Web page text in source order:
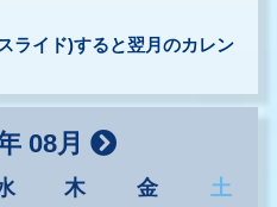
ライド)すると翌月のカレン
08月
木 金 土